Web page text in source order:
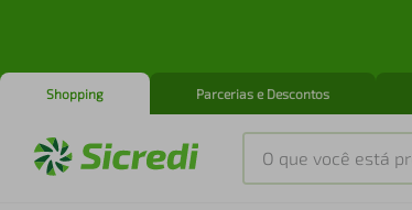
Shopping Parcerias e Descontos
O que você está